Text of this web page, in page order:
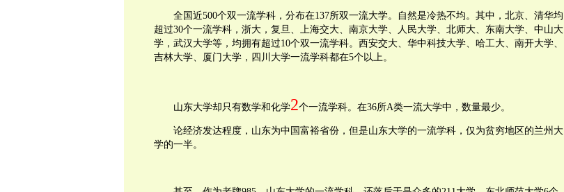
全国近500个双一流学科，分布在137所双一流大学。自然是冷热不均。其中，北京、清华均
超过30个一流学科，浙大，复旦、上海交大、南京大学、人民大学、北师大、东南大学、中山大
学，武汉大学等，均拥有超过10个双一流学科。西安交大、华中科技大学、哈工大、南开大学、
吉林大学、厦门大学，四川大学一流学科都在5个以上。
山东大学却只有数学和化学2个一流学科。在36所A类一流大学中，数量最少。
论经济发达程度，山东为中国富裕省份，但是山东大学的一流学科，仅为贫穷地区的兰州大
学的一半。